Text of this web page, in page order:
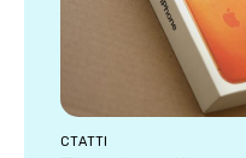
СТАТТІ